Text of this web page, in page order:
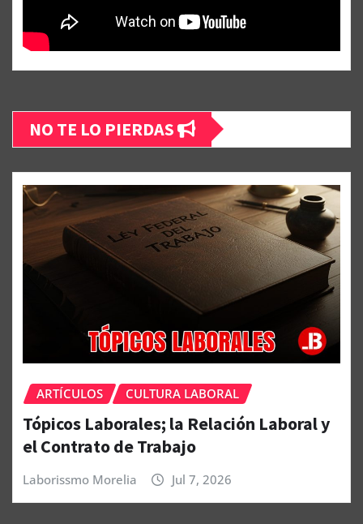
NO TE LO PIERDAS
ARTÍCULOS CULTURA LABORAL
Tópicos Laborales; la Relación Laboral y
el Contrato de Trabajo
Laborissmo Morelia Jul 7, 2026